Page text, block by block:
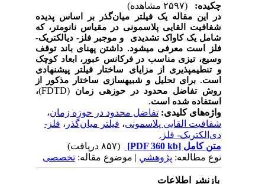
چکیده:
در این مقاله یک فیلتر میانگذر بر اساس پدیده
شفافیت القایی پلاسمونی در مقیاس نانومتر، که
شامل یک کاواک تشدیدی و موجبر فلز- دی­الکتریک-
فلز است معرفیمی­شود. داشتن پهنای باند توقف
وسیع، تیزی مناسب در فرکانس عبور، ابعاد کوچک
و تنطیم­پذیری از مزایای ساختار فیلتر پیشنهادی
است. برای
تحلیل و شبیه­سازی ساختار مذکور از
روش تفاضل محدود در حوزه­یزمان(FDTD)،
ستفاده شده است.
واژه‌های کلیدی:تفاضل محدود در حوزه زمان،
شفافیت القایی پلاسمونی،فیلتر میان‌گذر، فلز-
دی‌الکتریک- فلز.
متن کامل[PDF 360 kb]
نوع مطالعه:پژوهشي| موضوع مقاله:تخصصی
بازنشر اطلاعات